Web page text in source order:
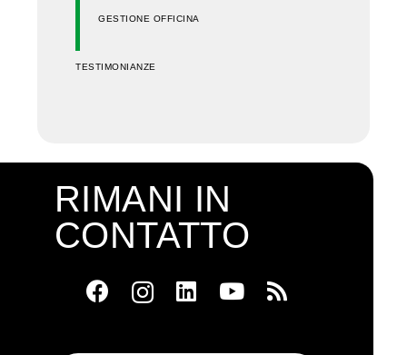
GESTIONE OFFICINA
TESTIMONIANZE
RIMANI IN
CONTATTO